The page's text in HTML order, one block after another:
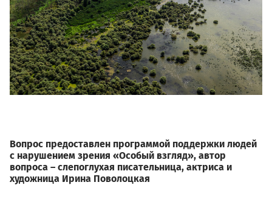
Вопрос предоставлен программой поддержки людей
с нарушением зрения «Особый взгляд», автор
вопроса – слепоглухая писательница, актриса и
художница Ирина Поволоцкая